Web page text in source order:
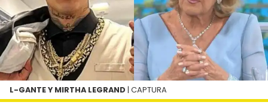
L-GANTE Y MIRTHA LEGRAND | CAPTURA